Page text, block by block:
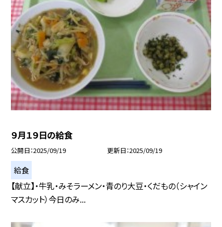
９月１９日の給食
公開日 2025/09/19 更新日 2025/09/19
給食
【献立】・牛乳・みそラーメン・青のり大豆・くだもの（シャイン
マスカット）今日のみ...